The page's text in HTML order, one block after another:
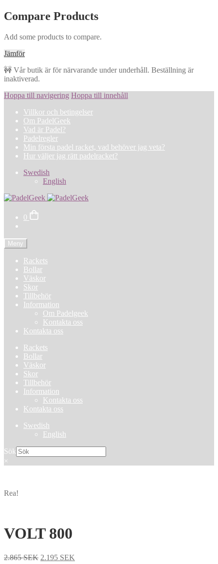
Compare Products
Add some products to compare.
Jämför
🚧 Vår butik är för närvarande under underhåll. Beställning är
inaktiverad.
Hoppa till navigering Hoppa till innehåll
Villkor och betingelser
Om PadelGeek
Vad är Padel?
Padelregler
Min första padel racket, vad behöver jag veta?
Hur väljer jag rätt padelracket?
Swedish
English
0
Meny
Rackets
Bollar
Väskor
Skor
Tillbehör
Information
Om Padelgeek
Kontakta oss
Kontakta oss
Rackets
Bollar
Väskor
Skor
Tillbehör
Information
Kontakta oss
Kontakta oss
Swedish
English
Sök
×
Rea!
VOLT 800
2.865SEK 2.195 SEK